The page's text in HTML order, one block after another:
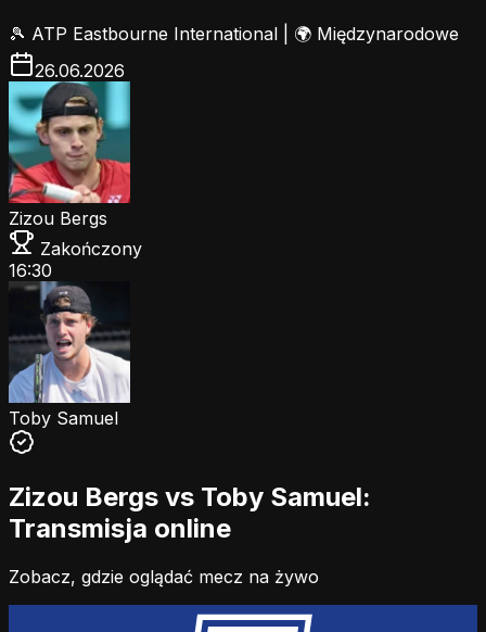
🎾 ATP Eastbourne International
🌍 Międzynarodowe
26.06.2026
Zizou Bergs
Zakończony
16:30
Toby Samuel
Zizou Bergs vs Toby Samuel:
Transmisja online
Zobacz, gdzie oglądać mecz na żywo